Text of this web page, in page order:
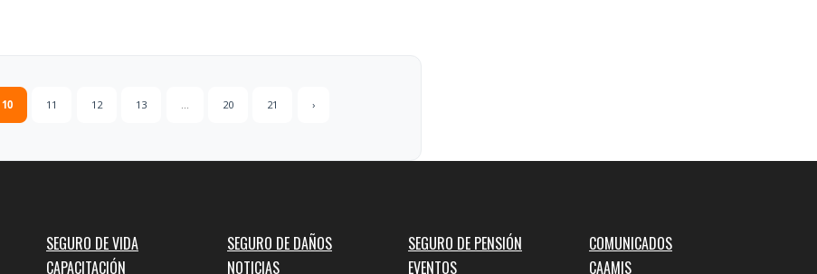
10 11 12 13 ... 20 21 ›
SEGURO DE VIDA SEGURO DE DAÑOS SEGURO DE PENSIÓN
COMUNICADOS
CAPACITACIÓN NOTICIAS EVENTOS CAAMIS